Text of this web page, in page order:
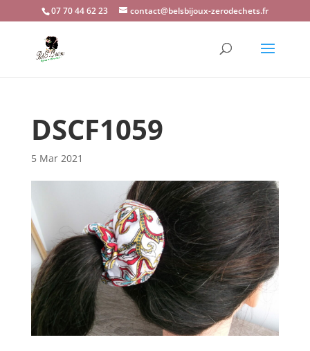
07 70 44 62 23 contact@belsbijoux-zerodechets.fr
DSCF1059
5 Mar 2021